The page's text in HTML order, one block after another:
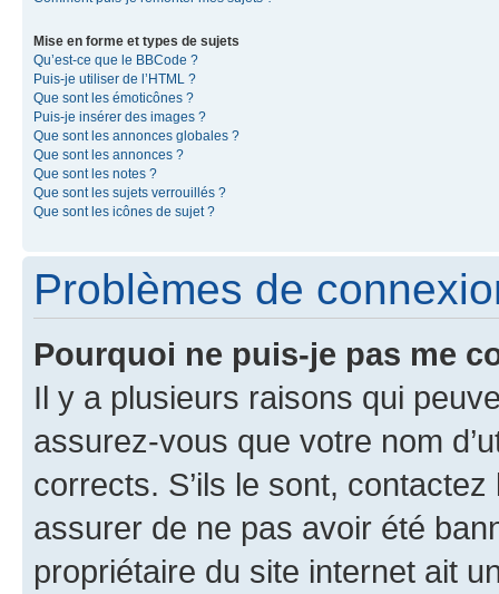
Mise en forme et types de sujets
Qu’est-ce que le BBCode ?
Puis-je utiliser de l’HTML ?
Que sont les émoticônes ?
Puis-je insérer des images ?
Que sont les annonces globales ?
Que sont les annonces ?
Que sont les notes ?
Que sont les sujets verrouillés ?
Que sont les icônes de sujet ?
Problèmes de
Pourquoi ne puis-je pas me
Il y a plusieurs raisons qui
assurez-vous que votre nom
corrects. S’ils le sont,
assurer de ne pas avoir été
propriétaire du site internet ait